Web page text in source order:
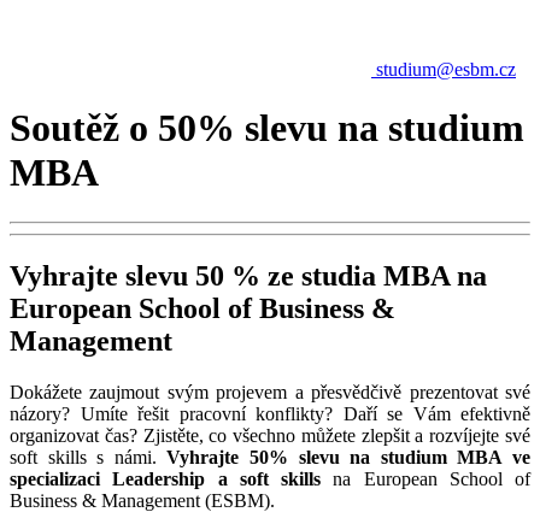
studium@esbm.cz
Soutěž o 50% slevu na studium
MBA
Vyhrajte slevu 50 % ze studia MBA na
European School of Business &
Management
Dokážete zaujmout svým projevem a přesvědčivě prezentovat své
názory? Umíte řešit pracovní konflikty? Daří se Vám efektivně
organizovat čas? Zjistěte, co všechno můžete zlepšit a rozvíjejte své
soft skills s námi.Vyhrajte 50% slevu na studium MBA ve
specializaci Leadership a soft skills na European School of
Business & Management (ESBM).